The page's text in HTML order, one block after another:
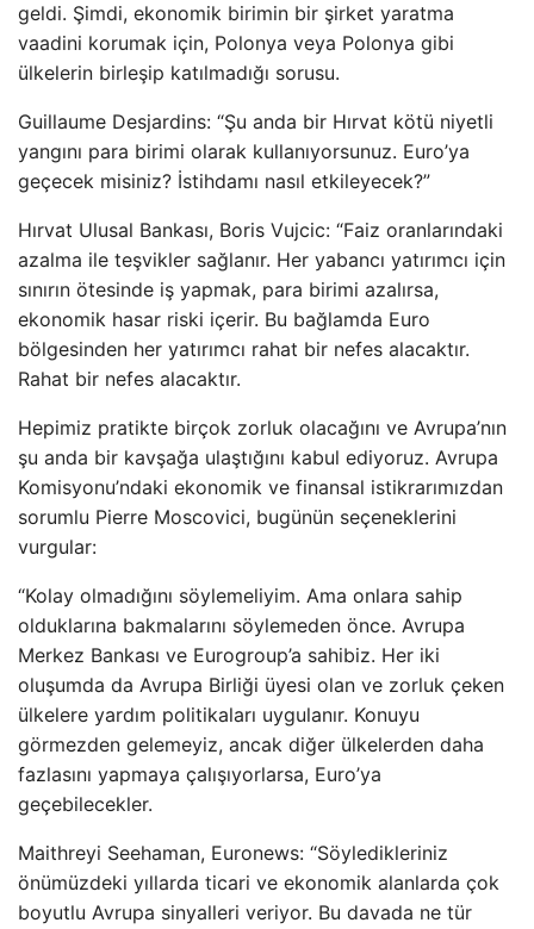
geldi. Şimdi, ekonomik birimin bir şirket yaratma
vaadini korumak için, Polonya veya Polonya gibi
ülkelerin birleşip katılmadığı sorusu.
Guillaume Desjardins: “Şu anda bir Hırvat kötü niyetli
yangını para birimi olarak kullanıyorsunuz. Euro’ya
geçecek misiniz? İstihdamı nasıl etkileyecek?”
Hırvat Ulusal Bankası, Boris Vujcic: “Faiz oranlarındaki
azalma ile teşvikler sağlanır. Her yabancı yatırımcı için
sınırın ötesinde iş yapmak, para birimi azalırsa,
ekonomik hasar riski içerir. Bu bağlamda Euro
bölgesinden her yatırımcı rahat bir nefes alacaktır.
Rahat bir nefes alacaktır.
Hepimiz pratikte birçok zorluk olacağını ve Avrupa’nın
şu anda bir kavşağa ulaştığını kabul ediyoruz. Avrupa
Komisyonu’ndaki ekonomik ve finansal istikrarımızdan
sorumlu Pierre Moscovici, bugünün seçeneklerini
vurgular:
“Kolay olmadığını söylemeliyim. Ama onlara sahip
olduklarına bakmalarını söylemeden önce. Avrupa
Merkez Bankası ve Eurogroup’a sahibiz. Her iki
oluşumda da Avrupa Birliği üyesi olan ve zorluk çeken
ülkelere yardım politikaları uygulanır. Konuyu
görmezden gelemeyiz, ancak diğer ülkelerden daha
fazlasını yapmaya çalışıyorlarsa, Euro’ya
geçebilecekler.
Maithreyi Seehaman, Euronews: “Söyledikleriniz
önümüzdeki yıllarda ticari ve ekonomik alanlarda çok
boyutlu Avrupa sinyalleri veriyor. Bu davada ne tür